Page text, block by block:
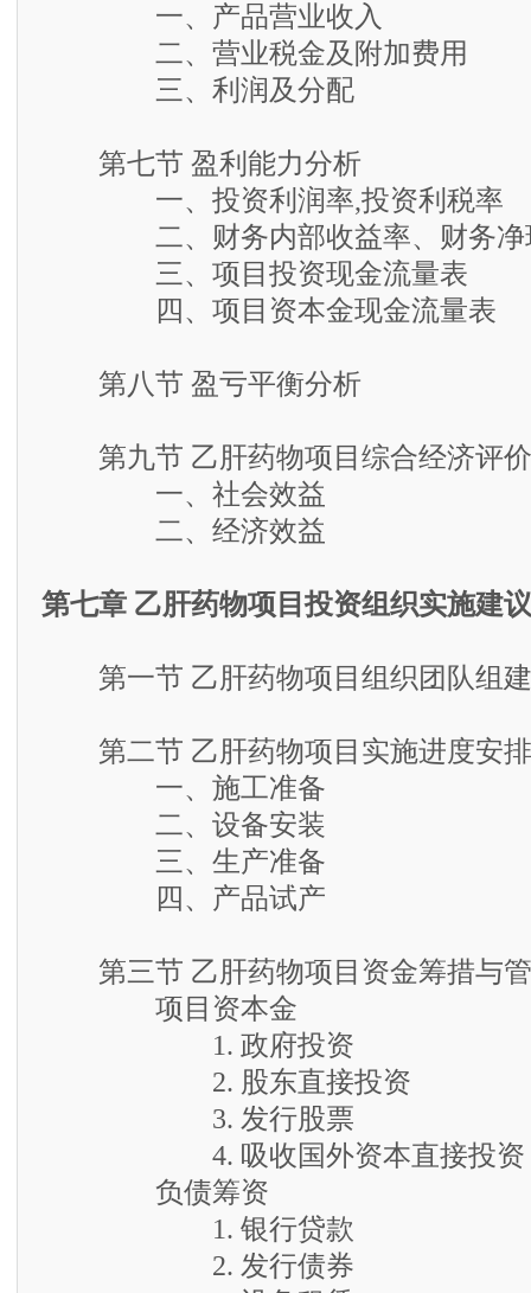
一、产品营业收入
二、营业税金及附加费用
三、利润及分配
第七节 盈利能力分析
一、投资利润率,投资利税率
二、财务内部收益率、财务净现
三、项目投资现金流量表
四、项目资本金现金流量表
第八节 盈亏平衡分析
第九节 乙肝药物项目综合经济评价
一、社会效益
二、经济效益
第七章 乙肝药物项目投资组织实施建议
第一节 乙肝药物项目组织团队组建
第二节 乙肝药物项目实施进度安排
一、施工准备
二、设备安装
三、生产准备
四、产品试产
第三节 乙肝药物项目资金筹措与
项目资本金
1. 政府投资
2. 股东直接投资
3. 发行股票
4. 吸收国外资本直接投资
负债筹资
1. 银行贷款
2. 发行债券